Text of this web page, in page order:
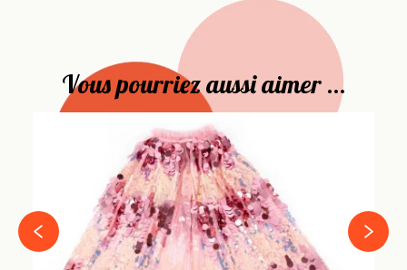
Vous pourriez aussi aimer ...
‹
›